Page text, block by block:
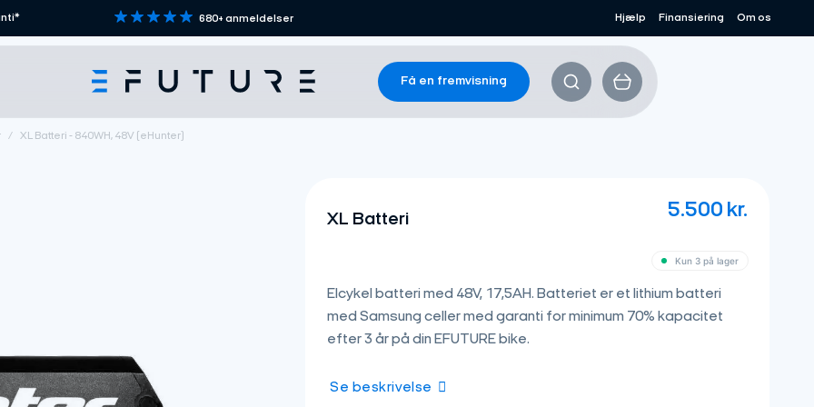
/ XL Batteri - 840WH, 48V (eHunter)
680+ anmeldelser Hjælp Finansiering Om os
Få en fremvisning
XL Batteri 5.500 kr.
Elcykel batteri med 48V, 17,5AH. Batteriet er et lithium batteri
med Samsung celler med garanti for minimum 70% kapacitet
efter 3 år på din EFUTURE bike.
Se beskrivelse
Kun 3 på lager